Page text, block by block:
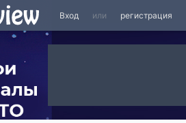
Вход или регистрация